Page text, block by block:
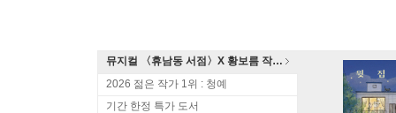
뮤지컬 〈휴남동 서점〉X 황보름 작가 북토크
2026 젊은 작가 1위 : 청예
기간 한정 특가 도서